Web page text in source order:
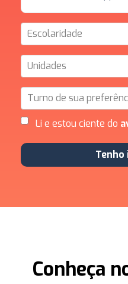
Escolaridade
Unidades
Turno de sua
Li e estou ciente do
Conheça